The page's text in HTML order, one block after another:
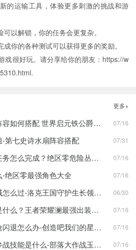
的运输工具，体验更多刺激的挑战和游
以解锁，你的任务会更复杂。
你的各种测试可以获得更多的奖励。
戏很好玩。请分享给你的朋友：https://w
更多+
世界启元铁公爵技能阵容如何搭配 世界启元铁公爵技能阵容搭配合集 07/16
第七史诗水扇阵容搭配 07/31
绝区零危险丛生之地任务怎么完成？绝区零危险丛生之地任务完成攻略 07/16
绝区零最强角色大全 07/16
洛克王国守护生长领域怎么过-洛克王国守护生长领域通关攻略 06/30
王者荣耀澜最强出装是什么？王者荣耀澜最强出装分享 07/16
创造吧我们的星球开枪闪退怎么办-创造吧我们的星球开枪闪退合集 07/16
部落大作战玉火焰灵参战技能是什么-部落大作战玉火焰灵参战技能合集 07/16